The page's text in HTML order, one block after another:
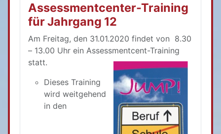
Assessmentcenter-Training
für Jahrgang 12
Am Freitag, den 31.01.2020 findet von 8.30
– 13.00 Uhr ein Assessmentcent-Training
statt.
Dieses Training
wird weitgehend
in den